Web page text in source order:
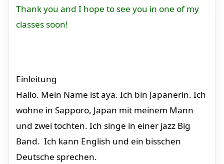
Thank you and I hope to see you in one of my
classes soon!
Einleitung
Hallo. Mein Name ist aya. Ich bin Japanerin. Ich
wohne in Sapporo, Japan mit meinem Mann
und zwei tochten. Ich singe in einer jazz Big
Band. Ich kann English und ein bisschen
Deutsche sprechen.